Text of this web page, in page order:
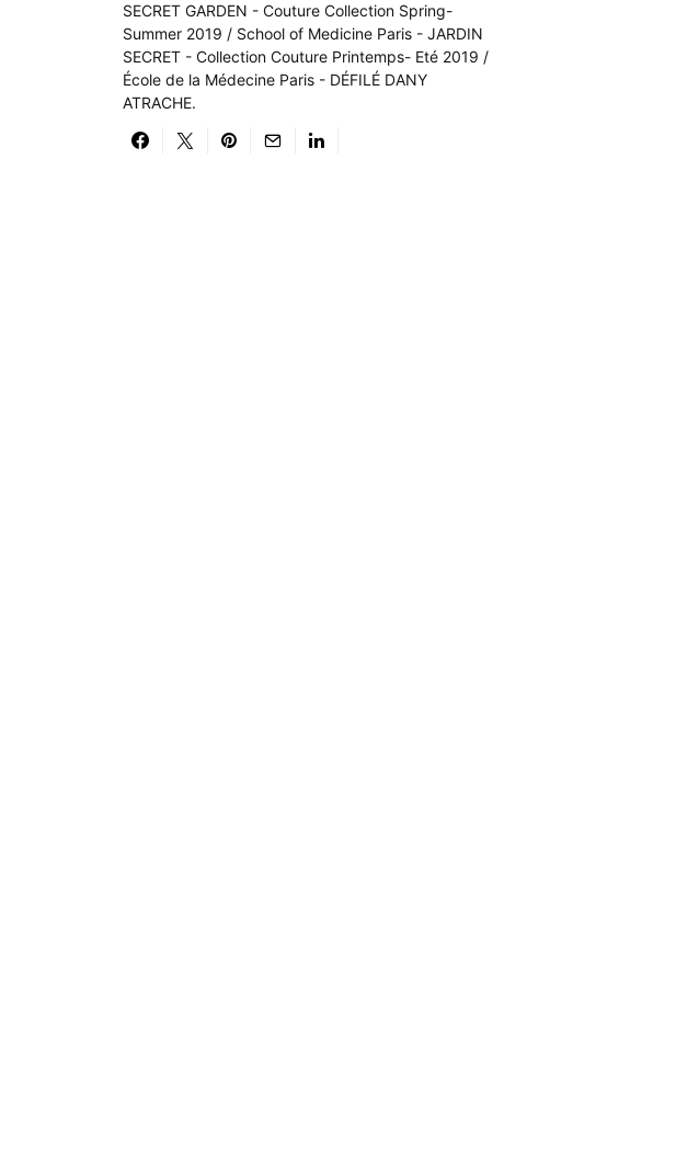
SECRET GARDEN - Couture Collection Spring-
Summer 2019 / School of Medicine Paris - JARDIN
SECRET - Collection Couture Printemps- Eté 2019 /
École de la Médecine Paris - DÉFILÉ DANY
ATRACHE.